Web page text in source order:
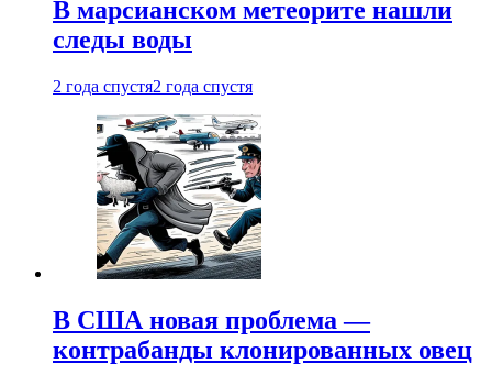
В марсианском метеорите нашли
следы воды
2 года спустя2 года спустя
В США новая проблема —
контрабанды клонированных овец